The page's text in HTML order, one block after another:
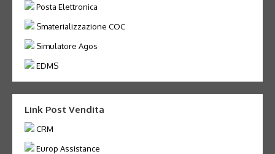
Posta Elettronica
Smaterializzazione COC
Simulatore Agos
EDMS
Link Post Vendita
CRM
Europ Assistance